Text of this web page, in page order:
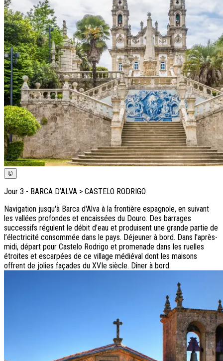
©
Jour 3 - BARCA D’ALVA > CASTELO RODRIGO
Navigation jusqu'à Barca d'Alva à la frontière espagnole, en suivant
les vallées profondes et encaissées du Douro. Des barrages
successifs régulent le débit d’eau et produisent une grande partie de
l’électricité consommée dans le pays. Déjeuner à bord. Dans l'après-
midi, départ pour Castelo Rodrigo et promenade dans les ruelles
étroites et escarpées de ce village médiéval dont les maisons
offrent de jolies façades du XVIe siècle. Dîner à bord.